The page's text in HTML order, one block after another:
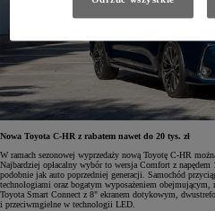
Nowa Toyota C-HR z rabatem nawet do 20 tys. zł
W ramach sezonowej wyprzedaży nową Toyotę C-HR
Najbardziej opłacalny wybór to wersja Comfort z
podobnie jak auto poprzedniej generacji. Samochód
technologiami oraz bogatym wyposażeniem
Toyota Smart Connect z 8" ekranem dotykowym,
i przeciwmgielne w technologii LED.